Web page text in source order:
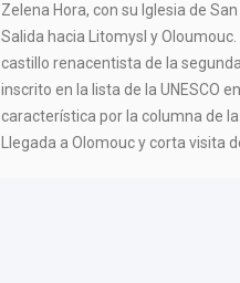
Zelena Hora, con su Iglesia de
Salida hacia Litomysl y
castillo renacentista de la
inscrito en la lista de la UNESCO
característica por la columna de
Llegada a Olomouc y corta visita